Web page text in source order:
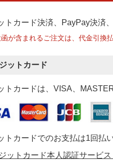
トカード決済、PayPay決済
が含まれるご注文は、代金引換
ットカード
トカードは、VISA、
トカードでのお支払は1回払
ットカード本人認証サービ